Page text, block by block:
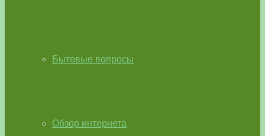
Бытовые вопросы
Обзор интернета